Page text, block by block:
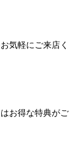
気軽にご来店く
お得な特典がご